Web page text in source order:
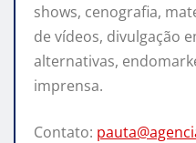
shows, cenografia,
de vídeos, divulgação
alternativas,
imprensa.
Contato: